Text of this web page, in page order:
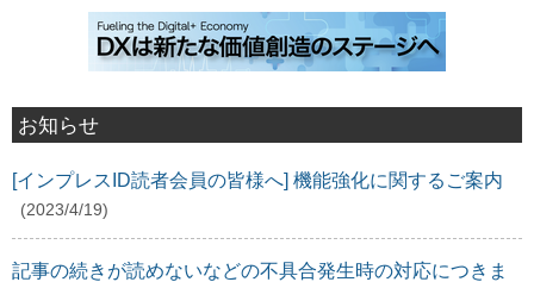
お知らせ
[インプレスID読者会員の皆様へ] 機能強化に関するご案内
(2023/4/19)
記事の続きが読めないなどの不具合発生時の対応につきま